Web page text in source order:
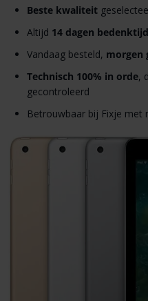
Beste kwaliteit
Altijd 14 dagen bedenktijd
Vandaag besteld, morgen
Technisch 100% in orde,
gecontroleerd
Betrouwbaar bij Fixje met